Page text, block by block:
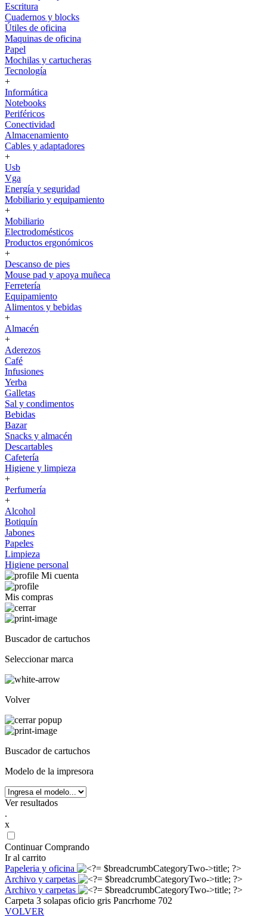
Escritura
Cuadernos y blocks
Útiles de oficina
Maquinas de oficina
Papel
Mochilas y cartucheras
Tecnología
+
Informática
Notebooks
Periféricos
Conectividad
Almacenamiento
Cables y adaptadores
+
Usb
Vga
Energía y seguridad
Mobiliario y equipamiento
+
Mobiliario
Electrodomésticos
Productos ergonómicos
+
Descanso de pies
Mouse pad y apoya muñeca
Ferretería
Equipamiento
Alimentos y bebidas
+
Almacén
+
Aderezos
Café
Infusiones
Yerba
Galletas
Sal y condimentos
Bebidas
Bazar
Snacks y almacén
Descartables
Cafetería
Higiene y limpieza
+
Perfumería
+
Alcohol
Botiquín
Jabones
Papeles
Limpieza
Higiene personal
Mi cuenta
Mis compras
Buscador de cartuchos
Seleccionar marca
Volver
Buscador de cartuchos
Modelo de la impresora
Ver resultados
.
x
Continuar Comprando
Ir al carrito
Papeleria y oficina
Archivo y carpetas
Archivo y carpetas
Carpeta 3 solapas oficio gris Pancrhome 702
VOLVER